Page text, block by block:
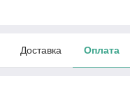
Доставка Оплата